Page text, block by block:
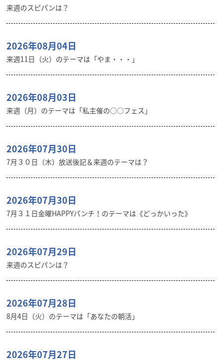
来週のスピパンは？
2026年08月04日
来週11日（火）のテーマは「やま・・・」
2026年08月03日
来週（月）のテーマは「私主催の○○フェス」
2026年07月30日
7月３０日（木）放送後記＆来週のテーマは？
2026年07月30日
7月３１日金曜HAPPYパンチ！のテーマは《どっかいった》
2026年07月29日
来週のスピパンは？
2026年07月28日
8月4日（火）のテーマは「あなたの朝活」
2026年07月27日